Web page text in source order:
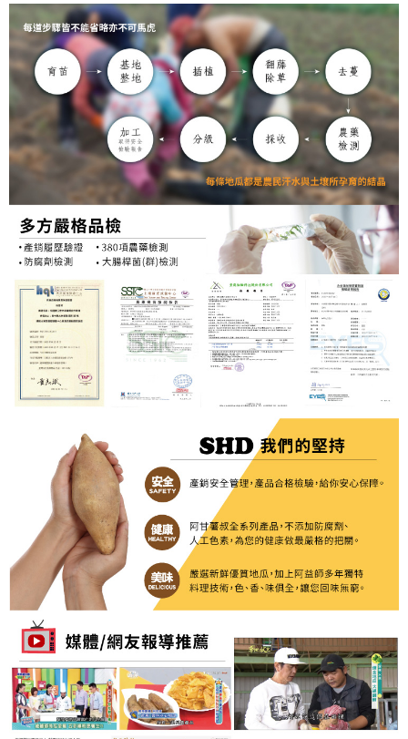
付款後全家取貨
每筆NT$60，滿NT$699(含以上)免運費
7-11取貨付款
每筆NT$60，滿NT$699(含以上)免運費
付款後7-11取貨
每筆NT$60，滿NT$699(含以上)免運費
常溫宅配
每筆NT$120，滿NT$1,500(含以上)免運費